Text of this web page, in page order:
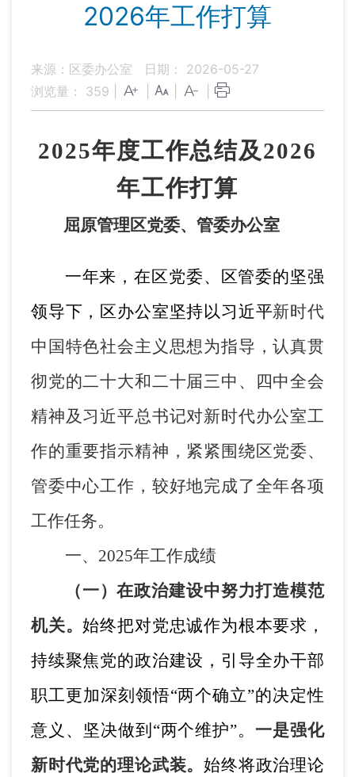
2026年工作打算
来源：区委办公室
日期： 2026-05-27
浏览量： 359
2025年度工作总结及 2026
年工作打算
屈原管理区党委、管委办公室
一年来，在区党委、区管委的坚强
领导下，区办公室坚持以习近平新时代
中国特色社会主义思想为指导，认真贯
彻党的二十大和二十届三中、 四中全会
精神及习近平总书记对新时代办公室工
作的重要指示精神 ，紧紧围绕 区党委、
管委中心工作，较好地完成了全年各项
工作任务。
一、 2025年工作成绩
（一）在政治建设中努力打造模范
机关。始终把对党忠诚作为根本要求，
持续聚焦党的政治建设，引导全办干部
职工更加深刻领悟“两个确立”的决定性
意义、坚决做到“两个维护”。 一是强化
新时代党的理论武装。始终将政治理论